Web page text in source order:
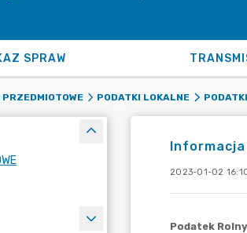
SPRAW
PRZEDMIOTOWE PODATKI LOKALNE PODATKI
2023-01-02